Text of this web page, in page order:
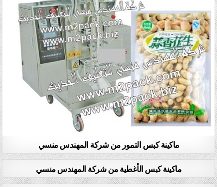
ماكينة كبس التمور من شركة المهندس منسي
ماكينة كبس الأغطية من شركة المهندس منسي